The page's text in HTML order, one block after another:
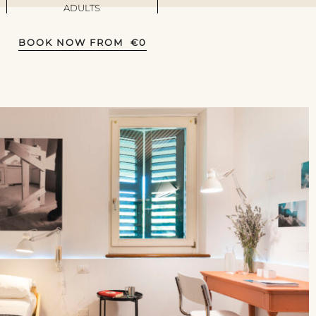
ADULTS
BOOK NOW FROM €0